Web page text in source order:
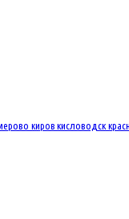
киров кисловодск